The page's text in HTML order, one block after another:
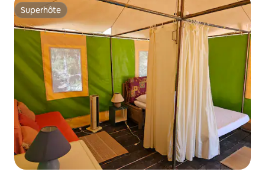
Superhôte
Superhôte